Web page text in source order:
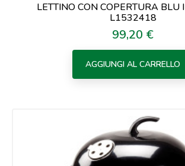
LETTINO CON COPERTURA BLU
L1532418
Prezzo
99,20 €
AGGIUNGI AL CARRELLO